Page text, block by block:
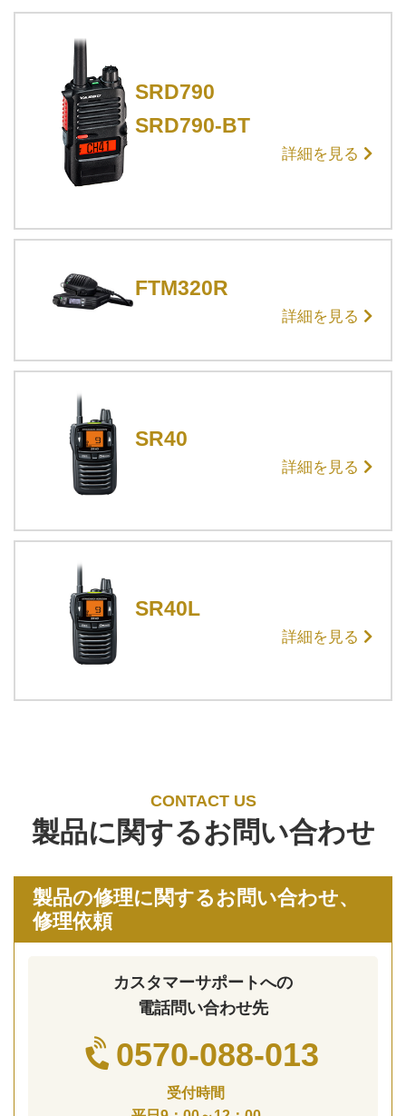
SRD790
SRD790-BT
詳細を見る
FTM320R
詳細を見る
SR40
詳細を見る
SR40L
詳細を見る
CONTACT US
製品に関するお問い合わせ
製品の修理に関するお問い合わせ、
修理依頼
カスタマーサポートへの
電話問い合わせ先
0570-088-013
受付時間